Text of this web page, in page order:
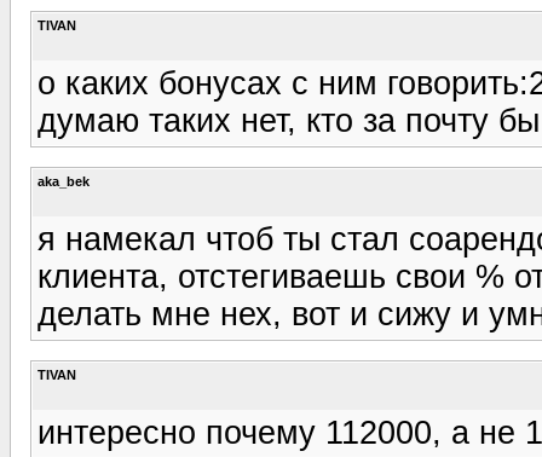
TIVAN
о каких бонусах с ним
думаю таких нет, кто за почту
aka_bek
я намекал чтоб ты стал
клиента, отстегиваешь свои %
делать мне нех, вот и сижу и
TIVAN
интересно почему 112000, а не